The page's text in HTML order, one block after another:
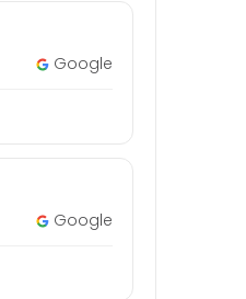
Google
Google